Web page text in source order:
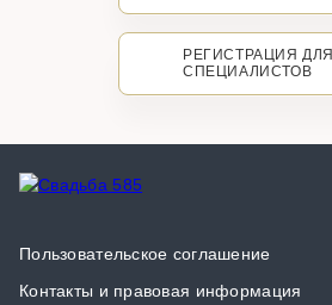
РЕГИСТРАЦИЯ ДЛЯ
СПЕЦИАЛИСТОВ
Пользовательское соглашение
Контакты и правовая информация